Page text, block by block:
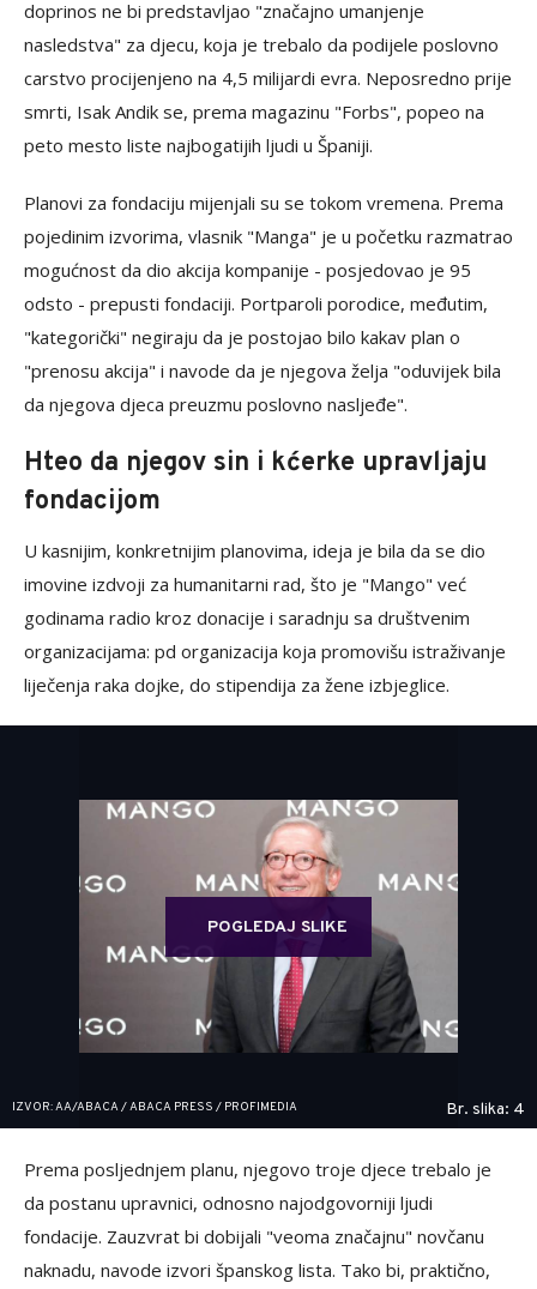
doprinos ne bi predstavljao "značajno umanjenje
nasledstva" za djecu, koja je trebalo da podijele poslovno
carstvo procijenjeno na 4,5 milijardi evra. Neposredno prije
smrti, Isak Andik se, prema magazinu "Forbs", popeo na
peto mesto liste najbogatijih ljudi u Španiji.
Planovi za fondaciju mijenjali su se tokom vremena. Prema
pojedinim izvorima, vlasnik "Manga" je u početku razmatrao
mogućnost da dio akcija kompanije - posjedovao je 95
odsto - prepusti fondaciji. Portparoli porodice, međutim,
"kategorički" negiraju da je postojao bilo kakav plan o
"prenosu akcija" i navode da je njegova želja "oduvijek bila
da njegova djeca preuzmu poslovno nasljeđe".
Hteo da njegov sin i kćerke upravljaju
fondacijom
U kasnijim, konkretnijim planovima, ideja je bila da se dio
imovine izdvoji za humanitarni rad, što je "Mango" već
godinama radio kroz donacije i saradnju sa društvenim
organizacijama: pd organizacija koja promovišu istraživanje
liječenja raka dojke, do stipendija za žene izbjeglice.
POGLEDAJ SLIKE
IZVOR: AA/ABACA / ABACA PRESS / PROFIMEDIA Br. slika: 4
Prema posljednjem planu, njegovo troje djece trebalo je
da postanu upravnici, odnosno najodgovorniji ljudi
fondacije. Zauzvrat bi dobijali "veoma značajnu" novčanu
naknadu, navode izvori španskog lista. Tako bi, praktično,